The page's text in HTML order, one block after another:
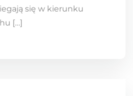
się w kierunku
[…]